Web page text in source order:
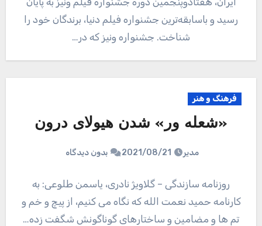
رسید و باسابقه‌ترین جشنواره فیلم دنیا، برندگان خود را
شناخت. جشنواره ونیز که در…
فرهنگ و هنر
«شعله ور» شدن هیولای درون
مدیر 2021/08/21 بدون دیدگاه
روزنامه سازندگی – گلاویژ نادری، یاسمن طلوعی: به
کارنامه حمید نعمت الله که نگاه می کنیم، از پیچ و خم و
تم ها و مضامین و ساختارهای گوناگونش شگفت زده…